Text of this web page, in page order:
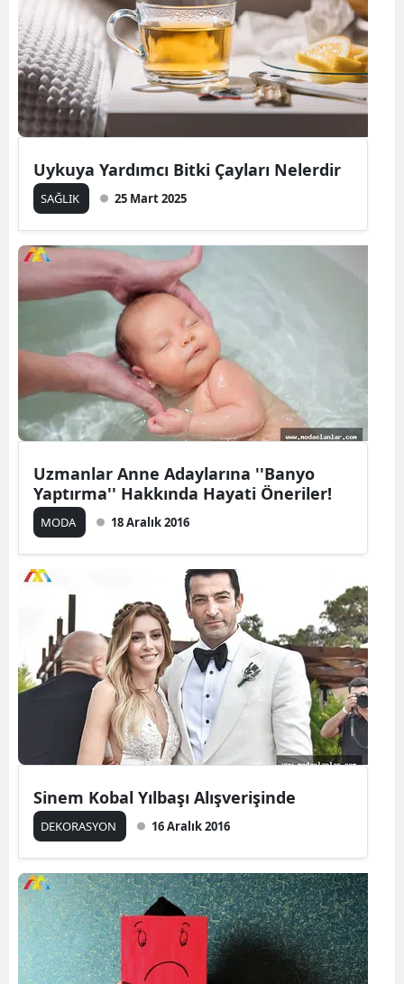
Uykuya Yardımcı Bitki Çayları Nelerdir
SAĞLIK 25 Mart 2025
Uzmanlar Anne Adaylarına ''Banyo
Yaptırma'' Hakkında Hayati Öneriler!
MODA 18 Aralık 2016
Sinem Kobal Yılbaşı Alışverişinde
DEKORASYON 16 Aralık 2016